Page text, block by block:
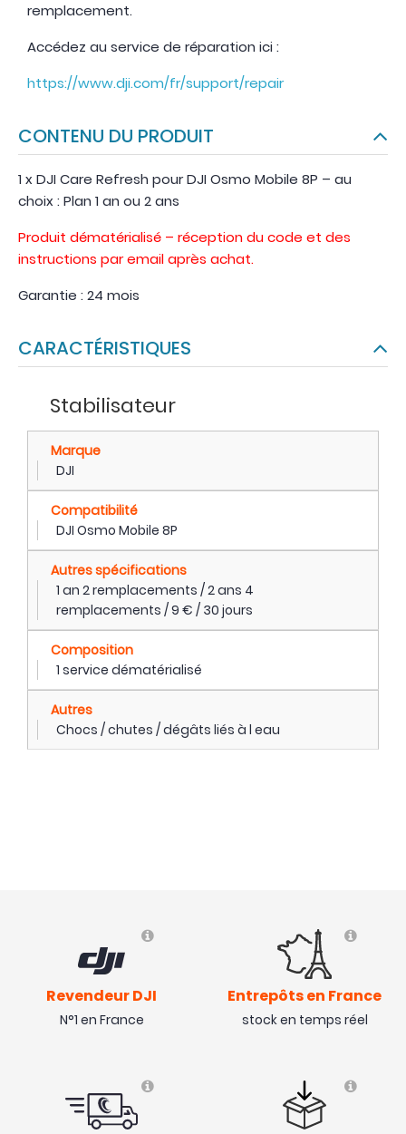
remplacement.
Accédez au service de réparation ici :
https://www.dji.com/fr/support/repair
CONTENU DU PRODUIT
1 x DJI Care Refresh pour DJI Osmo Mobile 8P – au
choix : Plan 1 an ou 2 ans
Produit dématérialisé – réception du code et des
instructions par email après achat.
Garantie : 24 mois
CARACTÉRISTIQUES
Stabilisateur
Marque
DJI
Compatibilité
DJI Osmo Mobile 8P
Autres spécifications
1 an 2 remplacements / 2 ans 4
remplacements / 9 € / 30 jours
Composition
1 service dématérialisé
Autres
Chocs / chutes / dégâts liés à l eau
Revendeur DJI
N°1 en France
Entrepôts en France
stock en temps réel